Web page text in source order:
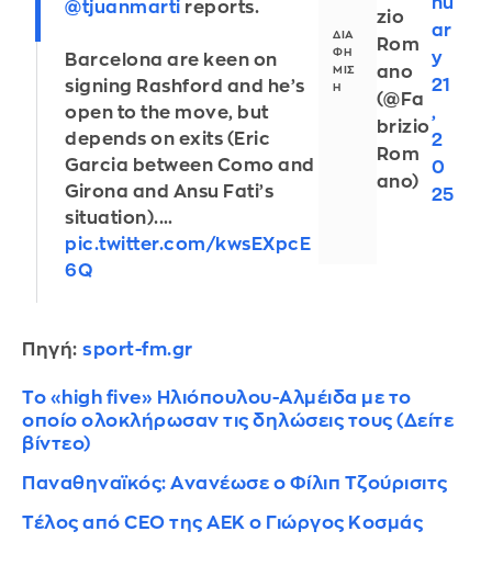
@tjuanmarti reports.
Barcelona are keen on
signing Rashford and he’s
open to the move, but
depends on exits (Eric
Garcia between Como and
Girona and Ansu Fati’s
situation).…
pic.twitter.com/kwsEXpcE
6Q
zio
Rom
ano
(@Fa
brizio
Rom
ano)
ar
y
21
,
2
0
25
Πηγή: sport-fm.gr
Το «high five» Ηλιόπουλου-Αλμέιδα με το
οποίο ολοκλήρωσαν τις δηλώσεις τους (Δείτε
βίντεο)
Παναθηναϊκός: Aνανέωσε o Φίλιπ Τζούρισιτς
Τέλος από CEO της ΑΕΚ ο Γιώργος Κοσμάς